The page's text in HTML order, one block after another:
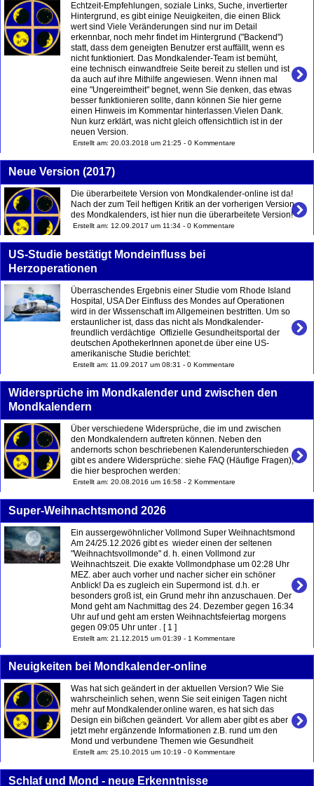
Echtzeit-Empfehlungen, soziale Links, Suche, invertierter
Hintergrund, es gibt einige Neuigkeiten, die einen Blick
wert sind Viele Veränderungen sind nur im Detail
erkennbar, noch mehr findet im Hintergrund ("Backend")
statt, dass dem geneigten Benutzer erst auffällt, wenn es
nicht funktioniert. Das Mondkalender-Team ist bemüht,
eine technisch einwandfreie Seite bereit zu stellen und ist
da auch auf ihre Mithilfe angewiesen. Wenn ihnen mal
eine "Ungereimtheit" begnet, wenn Sie denken, das etwas
besser funktionieren sollte, dann können Sie hier gerne
einen Hinweis im Kommentar hinterlassen.Vielen Dank.
Nun kurz erklärt, was nicht gleich offensichtlich ist in der
neuen Version.
Erstellt am: 20.03.2018 um 21:25 - 0 Kommentare
Neue Version (2017)
Die überarbeitete Version von Mondkalender-online ist da!
Nach der zum Teil heftigen Kritik an der vorherigen Version
des Mondkalenders, ist hier nun die überarbeitete Version!
Erstellt am: 12.09.2017 um 11:34 - 0 Kommentare
US-Studie bestätigt Mondeinfluss bei
Herzoperationen
Überraschendes Ergebnis einer Studie vom Rhode Island
Hospital, USA Der Einfluss des Mondes auf Operationen
wird in der Wissenschaft im Allgemeinen bestritten. Um so
erstaunlicher ist, dass das nicht als Mondkalender-
freundlich verdächtige Offizielle Gesundheitsportal der
deutschen ApothekerInnen aponet.de über eine US-
amerikanische Studie berichtet:
Erstellt am: 11.09.2017 um 08:31 - 0 Kommentare
Widersprüche im Mondkalender und zwischen den
Mondkalendern
Über verschiedene Widersprüche, die im und zwischen
den Mondkalendern auftreten können. Neben den
andernorts schon beschriebenen Kalenderunterschieden
gibt es andere Widersprüche: siehe FAQ (Häufige Fragen),
die hier besprochen werden:
Erstellt am: 20.08.2016 um 16:58 - 2 Kommentare
Super-Weihnachtsmond 2026
Ein aussergewöhnlicher Vollmond Super Weihnachtsmond
Am 24/25.12.2026 gibt es wieder einen der seltenen
"Weihnachtsvollmonde" d. h. einen Vollmond zur
Weihnachtszeit. Die exakte Vollmondphase um 02:28 Uhr
MEZ. aber auch vorher und nacher sicher ein schöner
Anblick! Da es zugleich ein Supermond ist. d.h. er
besonders groß ist, ein Grund mehr ihn anzuschauen. Der
Mond geht am Nachmittag des 24. Dezember gegen 16:34
Uhr auf und geht am ersten Weihnachtsfeiertag morgens
gegen 09:05 Uhr unter . [ 1 ]
Erstellt am: 21.12.2015 um 01:39 - 1 Kommentare
Neuigkeiten bei Mondkalender-online
Was hat sich geändert in der aktuellen Version? Wie Sie
wahrscheinlich sehen, wenn Sie seit einigen Tagen nicht
mehr auf Mondkalender.online waren, es hat sich das
Design ein bißchen geändert. Vor allem aber gibt es aber
jetzt mehr ergänzende Informationen z.B. rund um den
Mond und verbundene Themen wie Gesundheit
Erstellt am: 25.10.2015 um 10:19 - 0 Kommentare
Schlaf und Mond - neue Erkenntnisse